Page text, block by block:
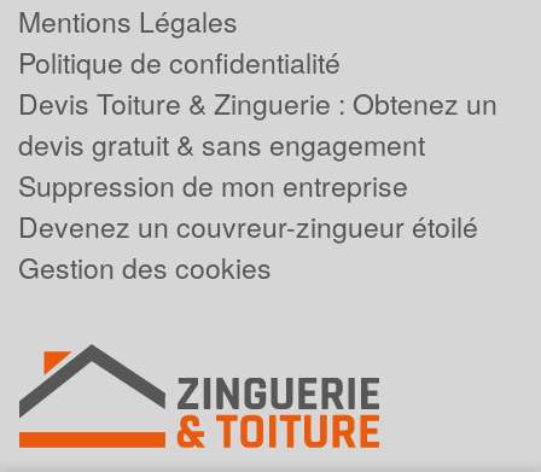
Mentions Légales
Politique de confidentialité
Devis Toiture & Zinguerie : Obtenez un
devis gratuit & sans engagement
Suppression de mon entreprise
Devenez un couvreur-zingueur étoilé
Gestion des cookies